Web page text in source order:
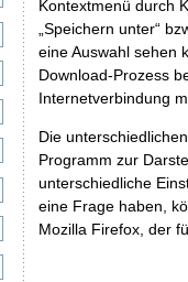
Kontextmenü durch
„Speichern unter“
eine Auswahl sehen
Download-Prozess
Internetverbindung
Die
Programm zur
unterschiedliche
eine Frage haben,
Mozilla Firefox, der